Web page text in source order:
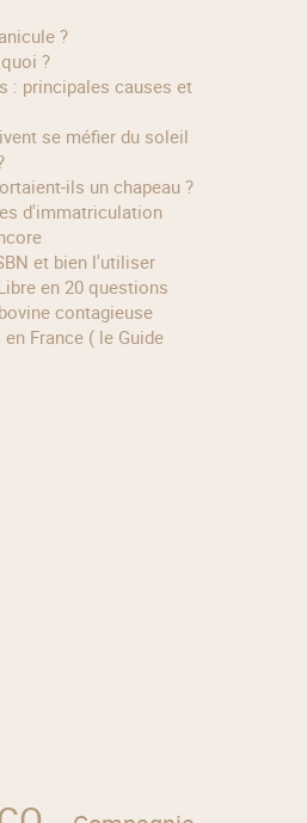
?
?
un chapeau ?
et bien l'utiliser
en 20 questions
contagieuse